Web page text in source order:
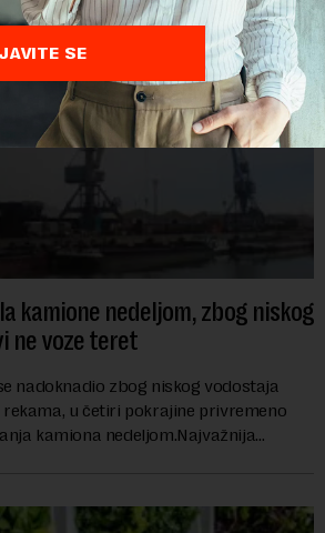
kamione nedeljom, zbog niskog
ne voze teret
nadoknadio zbog niskog vodostaja
u četiri pokrajine privremeno
kamiona nedeljom.Najvažnija
SE